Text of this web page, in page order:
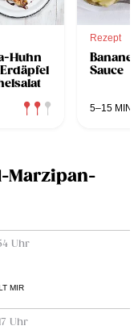
Huhn
Rezept
Sauce
5–15 MIN
Marzipan-
Uhr
MIR
Uhr